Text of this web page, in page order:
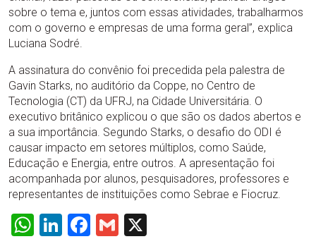
sobre o tema e, juntos com essas atividades, trabalharmos
com o governo e empresas de uma forma geral”, explica
Luciana Sodré.
A assinatura do convênio foi precedida pela palestra de
Gavin Starks, no auditório da Coppe, no Centro de
Tecnologia (CT) da UFRJ, na Cidade Universitária. O
executivo britânico explicou o que são os dados abertos e
a sua importância. Segundo Starks, o desafio do ODI é
causar impacto em setores múltiplos, como Saúde,
Educação e Energia, entre outros. A apresentação foi
acompanhada por alunos, pesquisadores, professores e
representantes de instituições como Sebrae e Fiocruz.
WhatsApp
LinkedIn
Facebook
Gmail